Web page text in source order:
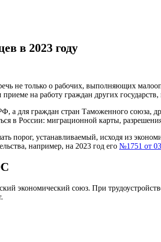
в 2023 году
не только о рабочих, выполняющих
на работу граждан других
а для граждан стран Таможенного союза,
в России: миграционной карты,
порог, устанавливаемый, исходя из
например, на 2023 год его №1751 от
экономический союз. При